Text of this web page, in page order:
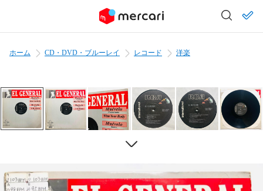
ホーム CD・DVD・ブルーレイ レコード 洋楽